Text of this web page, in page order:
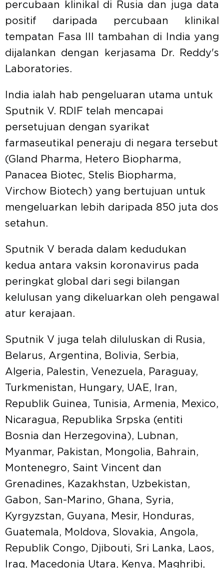
percubaan klinikal di Rusia dan juga data
positif daripada percubaan klinikal
tempatan Fasa III tambahan di India yang
dijalankan dengan kerjasama Dr. Reddy's
Laboratories.
India ialah hab pengeluaran utama untuk
Sputnik V. RDIF telah mencapai
persetujuan dengan syarikat
farmaseutikal peneraju di negara tersebut
(Gland Pharma, Hetero Biopharma,
Panacea Biotec, Stelis Biopharma,
Virchow Biotech) yang bertujuan untuk
mengeluarkan lebih daripada 850 juta dos
setahun.
Sputnik V berada dalam kedudukan
kedua antara vaksin koronavirus pada
peringkat global dari segi bilangan
kelulusan yang dikeluarkan oleh pengawal
atur kerajaan.
Sputnik V juga telah diluluskan di Rusia,
Belarus, Argentina, Bolivia, Serbia,
Algeria, Palestin, Venezuela, Paraguay,
Turkmenistan, Hungary, UAE, Iran,
Republik Guinea, Tunisia, Armenia, Mexico,
Nicaragua, Republika Srpska (entiti
Bosnia dan Herzegovina), Lubnan,
Myanmar, Pakistan, Mongolia, Bahrain,
Montenegro, Saint Vincent dan
Grenadines, Kazakhstan, Uzbekistan,
Gabon, San-Marino, Ghana, Syria,
Kyrgyzstan, Guyana, Mesir, Honduras,
Guatemala, Moldova, Slovakia, Angola,
Republik Congo, Djibouti, Sri Lanka, Laos,
Iraq, Macedonia Utara, Kenya, Maghribi,